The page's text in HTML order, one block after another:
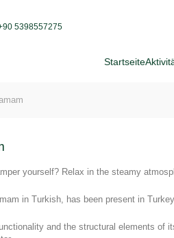
5398557275
Startseite
yourself? Relax in the steamy
in Turkish, has been present in
and the structural elements of